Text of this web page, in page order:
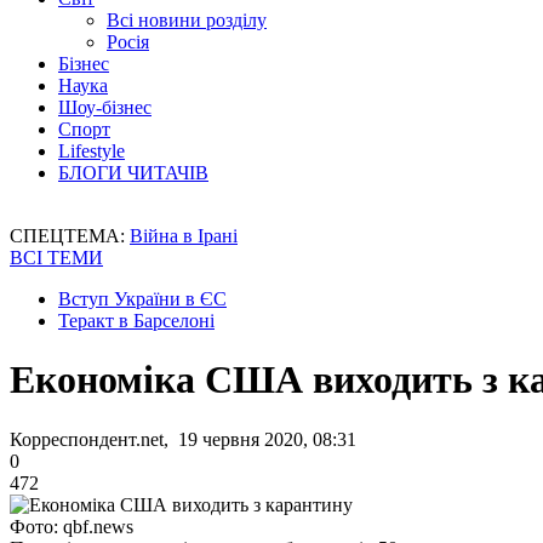
Всі новини розділу
Росія
Бізнес
Наука
Шоу-бізнес
Спорт
Lifestyle
БЛОГИ ЧИТАЧІВ
СПЕЦТЕМА: Війна в Ірані
ВСІ ТЕМИ
Вступ України в ЄС
Теракт в Барселоні
Економіка США виходить з
Корреспондент.net, 19 червня 2020, 08:31
0
472
Фото: qbf.news